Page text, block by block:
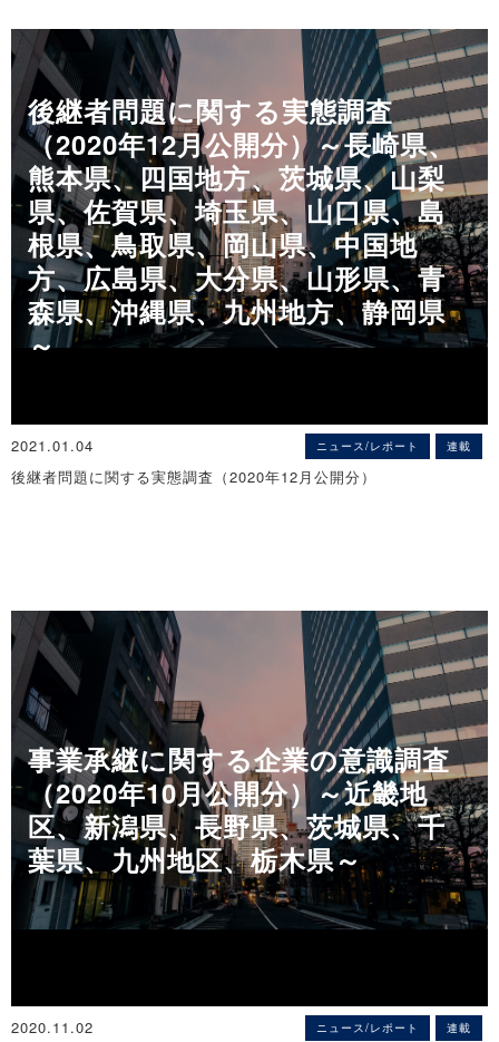
情報提供元（出所）：株式会社帝国データバンク
1月7日に1都3県（その後2府5県追加）に対して昨年4月以来となる
緊急事態宣言が発出された。営業時間の短縮要請に伴い、協力金に
よる支援はなされているものの、もとより忘年会や新年会需要の消
失で苦境に立たされている飲食店の先行きの見えない状況が続く。
帝国データバンクでは、外食事業を展開している上場企業（または
上場グループの中核事業会社）において、1月28日時点でHPなどで
月次売上高データの確認できた65社について、全店実績を集計し、
分析した。
※直営店とFC店の合計をリリースしている企業は、直営店とFC店の
合計値で集計。直営店のみをリリースしている企業は直営店のみの
数値を集計した
※月次売上高の集計方法等は、リリース企業の手法・方針に準ずる
◇居酒屋経営業者の倒産動向調査（2020年）
居酒屋倒産189件で過去最多を更新
通しが立たない状況が続く。
帝国データバンクでは、居酒屋経営業者の倒産（※）動向について
集計・分析した。
※「酒場，ビヤホール」を主業とする事業者（法人・個人事業者）
で、法的整理かつ負債1000 万円以上を対象としている
※詳細はこちら
◇飲食店の倒産動向調査（2020年）
飲食店倒産は780件で過去最多
～ 業態別では「酒場・ビヤホール」が最多 ～
帝国データバンクでは、2020年（1月～12月）の飲食店事業者の倒
後継者問題に関する実態調査
（2020年12月公開分）～長崎県、
熊本県、四国地方、茨城県、山梨
県、佐賀県、埼玉県、山口県、島
根県、鳥取県、岡山県、中国地
方、広島県、大分県、山形県、青
森県、沖縄県、九州地方、静岡県
～
2021.01.04 ニュース/レポート 連載
後継者問題に関する実態調査（2020年12月公開分）
～後継者不在率は高水準で推移～
※詳細は
◇熊本県「後継者問題に関する実態調査」（2020年12月公開分）
熊本企業の50.3％が「後継者不在」
～ 後継者不在率は、九州内では最も低いものの、50％を上回り過去
最高 ～
※詳細はこちら
◇四国地方「後継者問題に関する実態調査」（2020年12月公開分）
後継者不在率、2011年以降で最高を更新
～全国9地域別、「四国」が最も低い～
※詳細は こちら
事業承継に関する企業の意識調査
（2020年10月公開分）～近畿地
区、新潟県、長野県、茨城県、千
葉県、九州地区、栃木県～
2020.11.02 ニュース/レポート 連載